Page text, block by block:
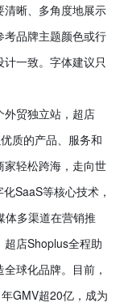
清晰、多角度地展示
考品牌主题颜色或行
一致。字体建议只
外贸独立站，超店
质的产品、服务和
轻松跨海，走向世
化SaaS等核心技术，
体多渠道在营销推
超店Shoplus全程助
球化品牌。目前，
GMV超20亿，成为